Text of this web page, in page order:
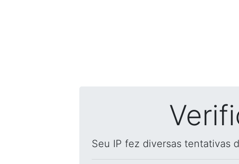
Seu IP fez diversas tentativas